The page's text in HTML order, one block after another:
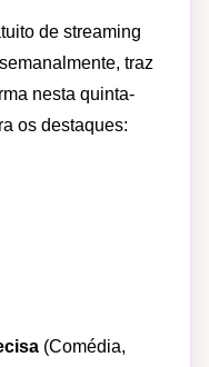
de streaming
traz
nesta quinta-
os destaques:
(Comédia,